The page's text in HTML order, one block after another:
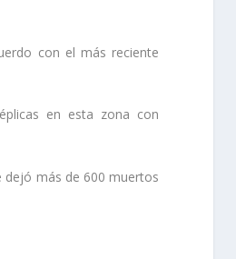
con el más reciente
en esta zona con
dejó más de 600 muertos